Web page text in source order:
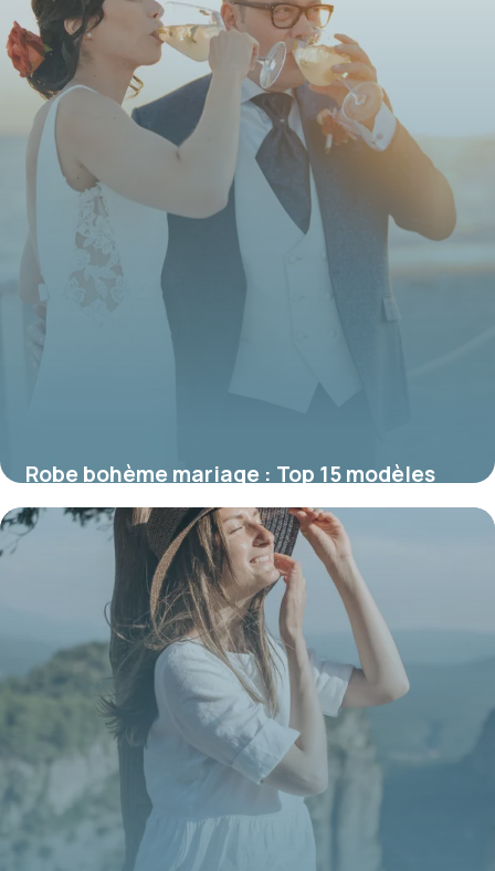
Robe bohème mariage : Top 15 modèles
tendance 2026
15 juin 2026